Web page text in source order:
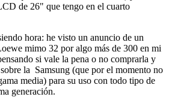
de 26" que tengo en el cuarto
hora: he visto un anuncio de un
mimo 32 por algo más de 300 en mi
si vale la pena o no comprarla y
la Samsung (que por el momento no
media) para su uso con todo tipo de
generación.